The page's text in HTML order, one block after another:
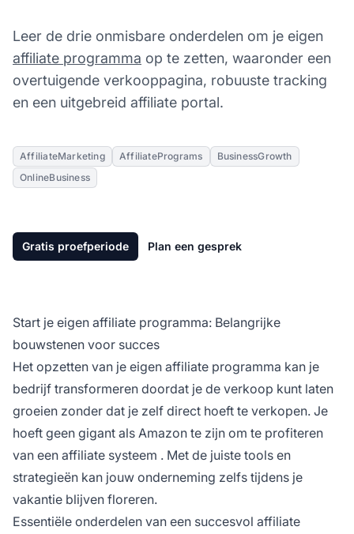
Leer de drie onmisbare onderdelen om je eigen
affiliate programma op te zetten, waaronder een
overtuigende verkooppagina, robuuste tracking
en een uitgebreid affiliate portal.
AffiliateMarketing AffiliatePrograms
BusinessGrowth
OnlineBusiness
Gratis proefperiode Plan een gesprek
Start je eigen affiliate programma: Belangrijke
bouwstenen voor succes
Het opzetten van je eigen affiliate programma kan je
bedrijf transformeren doordat je de verkoop kunt laten
groeien zonder dat je zelf direct hoeft te verkopen. Je
hoeft geen gigant als Amazon te zijn om te profiteren
van een affiliate systeem . Met de juiste tools en
strategieën kan jouw onderneming zelfs tijdens je
vakantie blijven floreren.
Essentiële onderdelen van een succesvol affiliate